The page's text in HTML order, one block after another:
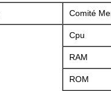
Comité
Cpu
RAM
ROM